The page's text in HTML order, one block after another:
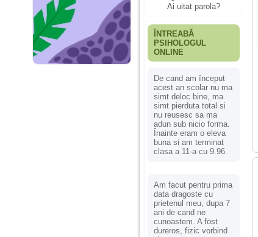
Ai uitat parola?
ÎNTREABĂ
PSIHOLOGUL
ONLINE
De cand am început
acest an scolar nu ma
simt deloc bine, ma
simt pierduta total si
nu reusesc sa ma
adun sub nicio forma.
Înainte eram o eleva
buna si am terminat
clasa a 11-a cu 9.96.
Am facut pentru prima
data dragoste cu
prietenul meu, dupa 7
ani de cand ne
cunoastem. A fost
dureros, fizic vorbind